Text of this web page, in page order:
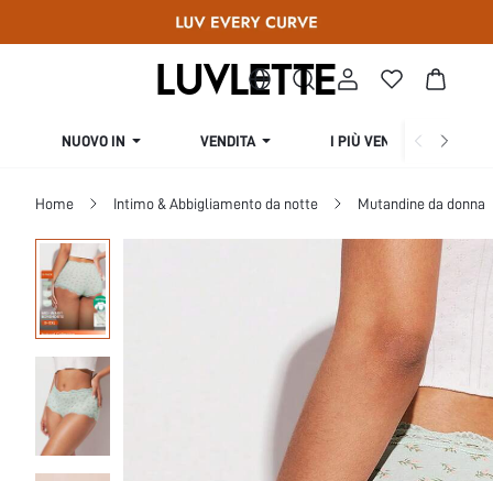
NUOVO IN VENDITA I PIÙ VENDUTI
Home Intimo & Abbigliamento da notte Mutandine da donna